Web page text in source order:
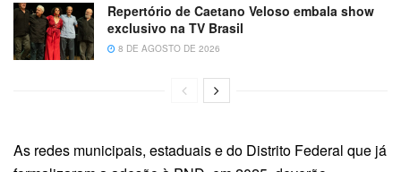
Repertório de Caetano Veloso embala show
exclusivo na TV Brasil
8 DE AGOSTO DE 2026
As redes municipais, estaduais e do Distrito Federal que já